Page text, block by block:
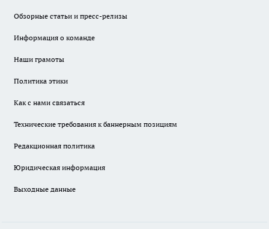
Обзорные статьи и пресс-релизы
Информация о команде
Наши грамоты
Политика этики
Как с нами связаться
Технические требования к баннерным позициям
Редакционная политика
Юридическая информация
Выходные данные